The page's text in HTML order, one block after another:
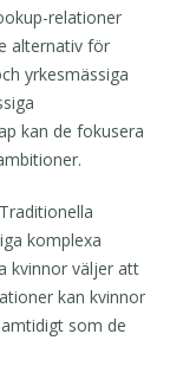
relationer
alternativ för
yrkesmässiga
kan de fokusera
Traditionella
komplexa
kvinnor väljer att
kan kvinnor
som de